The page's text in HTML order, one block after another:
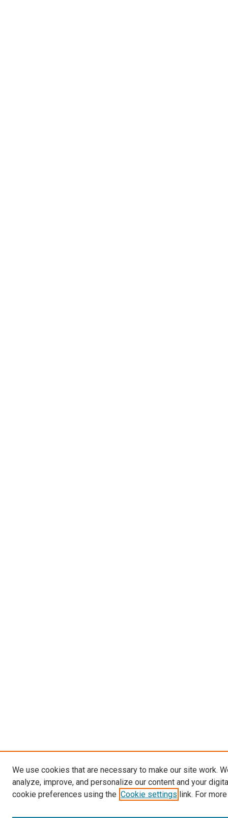
We use cookies that are necessary to make our site work.
analyze, improve, and personalize our content and your
cookie preferences using the Cookie settings link. For